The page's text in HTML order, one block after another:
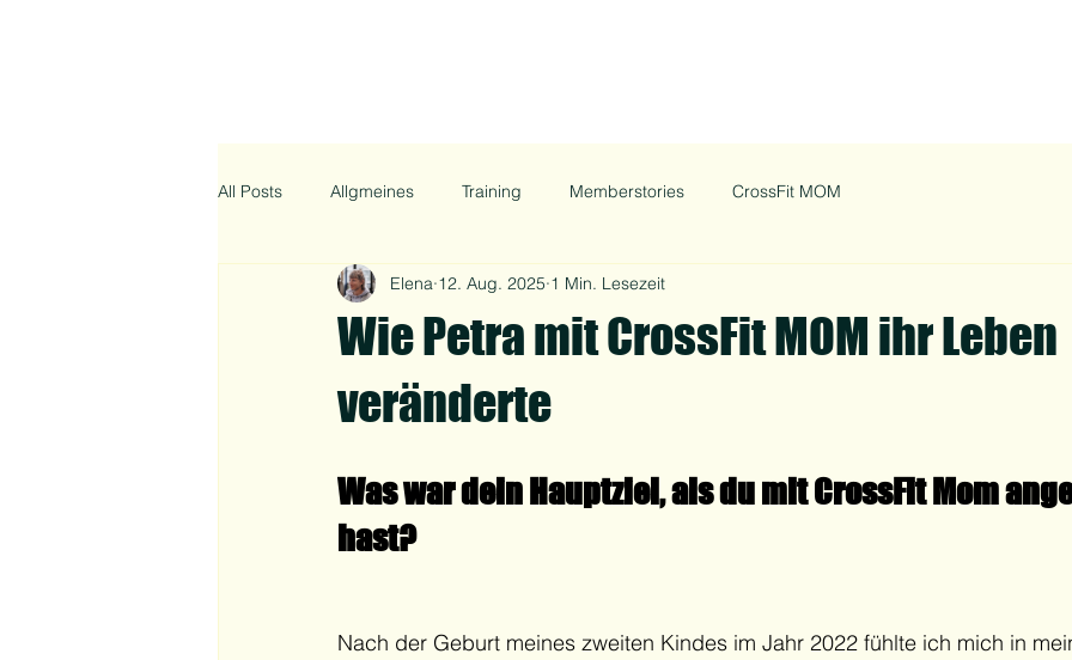
All Posts Allgmeines Training Memberstories CrossFit MOM
Wie Petra mit CrossFit MOM ihr Leben
veränderte
Elena 12. Aug. 2025 1 Min. Lesezeit
Was war dein Hauptziel, als du mit CrossFit Mom
hast?
Nach der Geburt meines zweiten Kindes im Jahr 2022 fühlte ich mich in